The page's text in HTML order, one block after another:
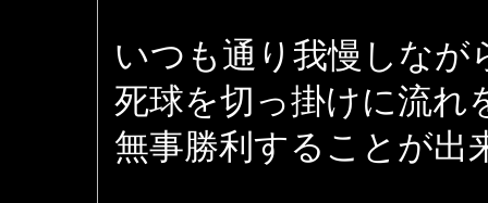
いつも通り我慢しなが
死球を切っ掛けに流れ
無事勝利することが出